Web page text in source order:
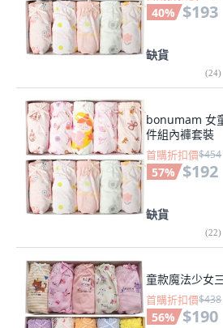
40% $193
缺貨
(24)
bonumam 女
件組內褲套裝
首購折扣價$454
57% $192
缺貨
(22)
童款魔法少女
首購折扣價$438
56% $190